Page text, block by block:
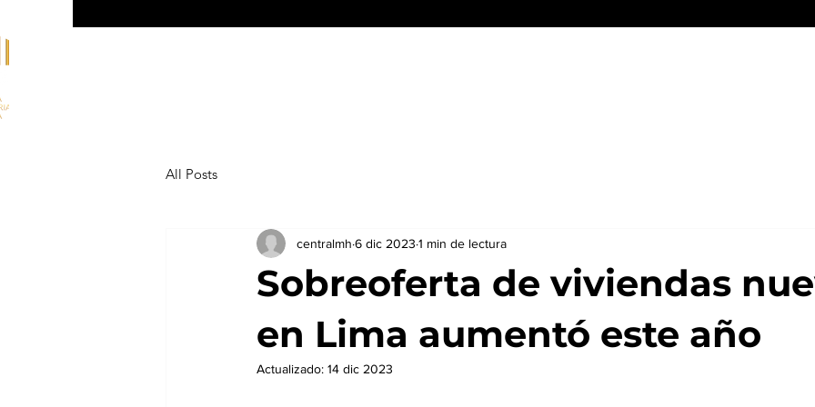
All Posts
Sobreoferta de viviendas
en Lima aumentó este año
centralmh 6 dic 2023 1 min de lectura
Actualizado: 14 dic 2023